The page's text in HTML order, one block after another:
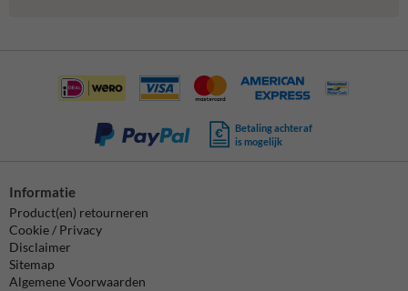
Betaling achteraf
is mogelijk
Informatie
Product(en) retourneren
Cookie / Privacy
Disclaimer
Sitemap
Algemene Voorwaarden